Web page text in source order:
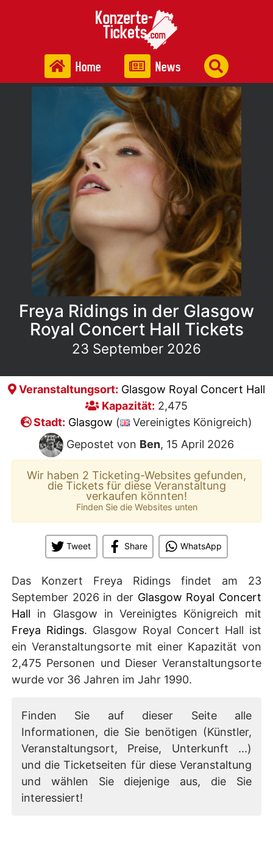
Home News
Freya Ridings in der Glasgow
Royal Concert Hall Tickets
23 September 2026
Veranstaltungsort: Glasgow Royal Concert Hall
Kapazität: 2,475
Stadt: Glasgow (
Vereinigtes Königreich)
Gepostet von Ben, 15 April 2026
Wir haben 2 Ticketing-Websites gefunden,
die Tickets für diese Veranstaltung
verkaufen könnten!
Finden Sie die Websites unten
Tweet Share WhatsApp
Das Konzert Freya Ridings findet am 23
September 2026 in der Glasgow Royal Concert
Hall in Glasgow in Vereinigtes Königreich mit
Freya Ridings. Glasgow Royal Concert Hall ist
ein Veranstaltungsorte mit einer Kapazität von
2,475 Personen und Dieser Veranstaltungsorte
wurde vor 36 Jahren im Jahr 1990.
Finden Sie auf dieser Seite alle
Informationen, die Sie benötigen (Künstler,
Veranstaltungsort, Preise, Unterkunft ...)
und die Ticketseiten für diese Veranstaltung
und wählen Sie diejenige aus, die Sie
interessiert!